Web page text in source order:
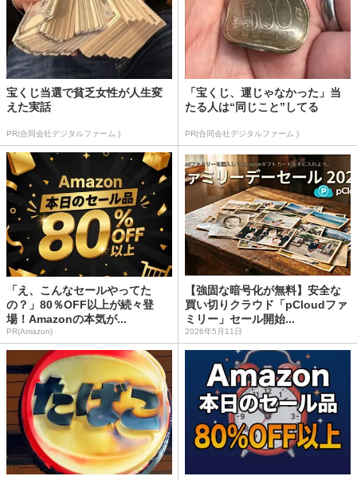
宝くじ当選で貧乏女性が人生変
えた実話
PR(合同会社デジタルファーム )
「宝くじ、運じゃなかった」当
たる人は“同じこと”してる
PR(合同会社デジタルファーム )
「え、こんなセールやってた
の？」80％OFF以上が続々登
場！Amazonの本気が...
PR(Amazon)
【強固な暗号化が無料】安全な
買い切りクラウド「pCloudファ
ミリー」セール開始...
2026年5月11日